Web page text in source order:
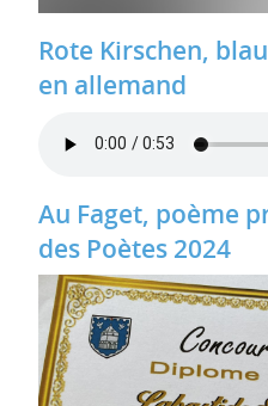
Rote Kirschen,
en allemand
Au Faget, poème
des Poètes 2024